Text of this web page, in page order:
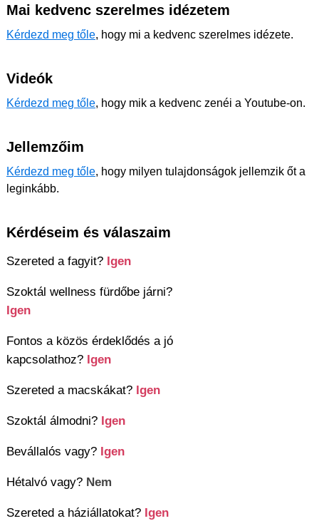
Mai kedvenc szerelmes idézetem
Kérdezd meg tőle, hogy mi a kedvenc szerelmes idézete.
Videók
Kérdezd meg tőle, hogy mik a kedvenc zenéi a Youtube-on.
Jellemzőim
Kérdezd meg tőle, hogy milyen tulajdonságok jellemzik őt a
leginkább.
Kérdéseim és válaszaim
Szereted a fagyit? Igen
Szoktál wellness fürdőbe járni?
Igen
Fontos a közös érdeklődés a jó
kapcsolathoz? Igen
Szereted a macskákat? Igen
Szoktál álmodni? Igen
Bevállalós vagy? Igen
Hétalvó vagy? Nem
Szereted a háziállatokat? Igen